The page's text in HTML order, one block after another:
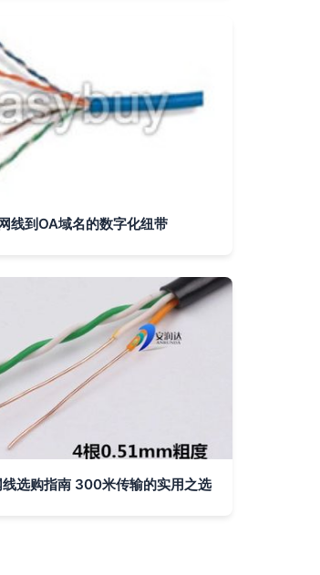
线到OA域名的数字化纽带
选购指南 300米传输的实用之选